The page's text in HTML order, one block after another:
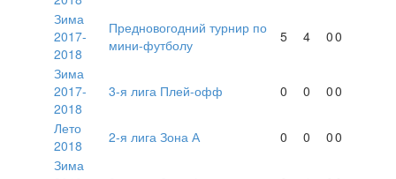
Зима
2017-
2018
Предновогодний турнир по
мини-футболу
5 4 00
Зима
2017-
2018
3-я лига Плей-офф 0 0 00
Лето
2018
2-я лига Зона А 0 0 00
Зима